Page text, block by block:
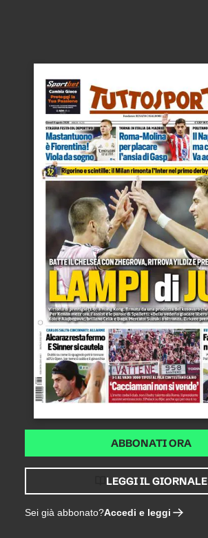
ABBONATI ORA
LEGGI IL GIORNALE
Sei già abbonato?Accedi e leggi